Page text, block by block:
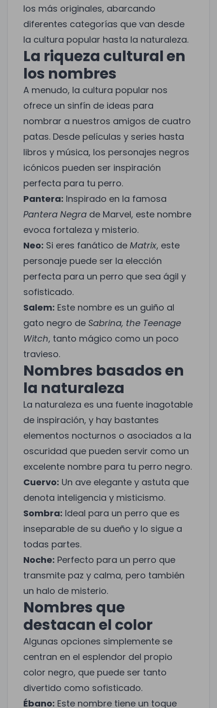
los más originales, abarcando
diferentes categorías que van desde
la cultura popular hasta la naturaleza.
La riqueza cultural en
los nombres
A menudo, la cultura popular nos
ofrece un sinfín de ideas para
nombrar a nuestros amigos de cuatro
patas. Desde películas y series hasta
libros y música, los personajes negros
icónicos pueden ser inspiración
perfecta para tu perro.
Pantera: Inspirado en la famosa
Pantera Negra de Marvel, este nombre
evoca fortaleza y misterio.
Neo: Si eres fanático de Matrix, este
personaje puede ser la elección
perfecta para un perro que sea ágil y
sofisticado.
Salem: Este nombre es un guiño al
gato negro de Sabrina, the Teenage
Witch, tanto mágico como un poco
travieso.
Nombres basados en
la naturaleza
La naturaleza es una fuente inagotable
de inspiración, y hay bastantes
elementos nocturnos o asociados a la
oscuridad que pueden servir como un
excelente nombre para tu perro negro.
Cuervo: Un ave elegante y astuta que
denota inteligencia y misticismo.
Sombra: Ideal para un perro que es
inseparable de su dueño y lo sigue a
todas partes.
Noche: Perfecto para un perro que
transmite paz y calma, pero también
un halo de misterio.
Nombres que
destacan el color
Algunas opciones simplemente se
centran en el esplendor del propio
color negro, que puede ser tanto
divertido como sofisticado.
Ébano: Este nombre tiene un toque